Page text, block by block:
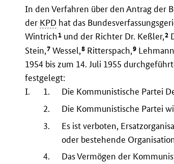
In den Verfahren über den Antrag der
der KPD hat das
Wintrich1 und der Richter Dr. Keßler,2
Stein,7 Wessel,8 Ritterspach,9
1954 bis zum 14. Juli 1955
festgelegt:
I.
1.
Die Kommunistische Partei
2.
Die Kommunistische Partei
3.
Es ist verboten,
oder bestehende
4.
Das Vermögen der